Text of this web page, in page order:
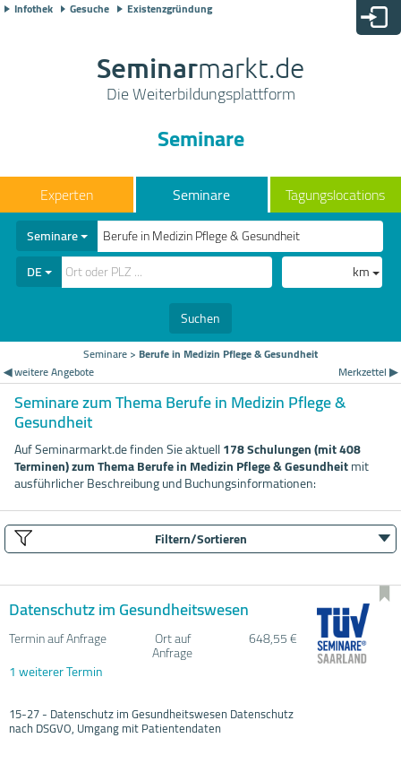
Infothek Gesuche Existenzgründung
Seminarmarkt.de
Die Weiterbildungsplattform
Seminare
Seminare Tagungslocations
Seminare
DE
km
Suchen
Seminare> Berufe in Medizin Pflege & Gesundheit
◀ weitere Angebote
Merkzettel ▶
Seminare zum Thema Berufe in Medizin Pflege &
Gesundheit
Auf Seminarmarkt.de finden Sie aktuell178 Schulungen (mit 408
Terminen) zum Thema Berufe in Medizin Pflege & Gesundheitmit
ausführlicher Beschreibung und Buchungsinformationen:
Filtern/Sortieren
Datenschutz im Gesundheitswesen
Termin auf Anfrage Ort auf
Anfrage
648,55 €
1 weiterer Termin
15-27 - Datenschutz im Gesundheitswesen Datenschutz
nach DSGVO, Umgang mit Patientendaten